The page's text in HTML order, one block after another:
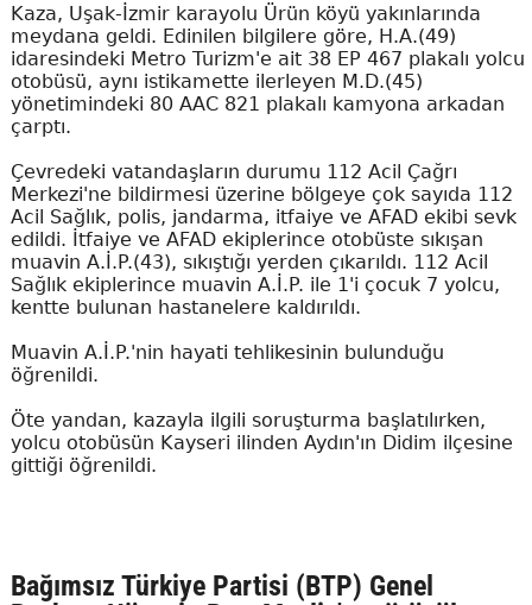
Kaza, Uşak-İzmir karayolu Ürün köyü yakınlarında
meydana geldi. Edinilen bilgilere göre, H.A.(49)
idaresindeki Metro Turizm'e ait 38 EP 467 plakalı yolcu
otobüsü, aynı istikamette ilerleyen M.D.(45)
yönetimindeki 80 AAC 821 plakalı kamyona arkadan
çarptı.
Çevredeki vatandaşların durumu 112 Acil Çağrı
Merkezi'ne bildirmesi üzerine bölgeye çok sayıda 112
Acil Sağlık, polis, jandarma, itfaiye ve AFAD ekibi sevk
edildi. İtfaiye ve AFAD ekiplerince otobüste sıkışan
muavin A.İ.P.(43), sıkıştığı yerden çıkarıldı. 112 Acil
Sağlık ekiplerince muavin A.İ.P. ile 1'i çocuk 7 yolcu,
kentte bulunan hastanelere kaldırıldı.
Muavin A.İ.P.'nin hayati tehlikesinin bulunduğu
öğrenildi.
Öte yandan, kazayla ilgili soruşturma başlatılırken,
yolcu otobüsün Kayseri ilinden Aydın'ın Didim ilçesine
gittiği öğrenildi.
Bağımsız Türkiye Partisi (BTP) Genel